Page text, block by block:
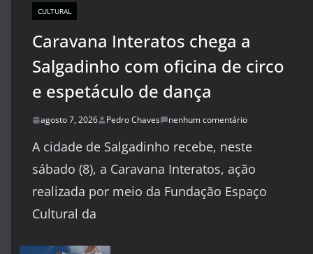
CULTURAL
Caravana Interatos chega a
Salgadinho com oficina de circo
e espetáculo de dança
agosto 7, 2026 Pedro Chaves nenhum comentário
A cidade de Salgadinho recebe, neste
sábado (8), a Caravana Interatos, ação
realizada por meio da Fundação Espaço
Cultural da